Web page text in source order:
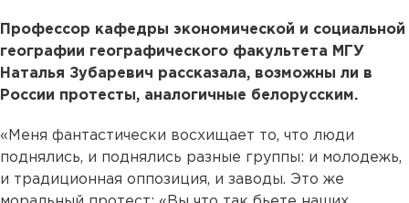
Профессор кафедры экономической и социальной
географии географического факультета МГУ
Наталья Зубаревич рассказала, возможны ли в
России протесты, аналогичные белорусским.
«Меня фантастически восхищает то, что люди
поднялись, и поднялись разные группы: и молодежь,
и традиционная оппозиция, и заводы. Это же